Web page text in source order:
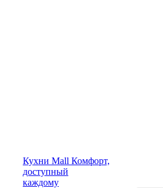
Кухни Mall Комфорт,
доступный
каждому